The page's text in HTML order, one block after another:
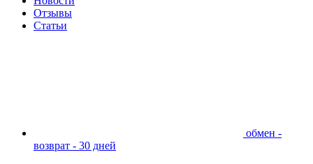
Отзывы
Статьи
обмен -
возврат - 30 дней